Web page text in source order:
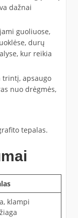
dažnai
guoliuose,
durų
kur reikia
trintį, apsaugo
nuo drėgmės,
tepalas.
klampi